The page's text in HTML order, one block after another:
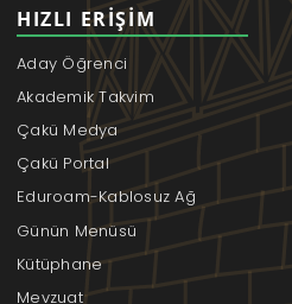
HIZLI ERIŞIM
Aday Öğrenci
Akademik Takvim
Çakü Medya
Çakü Portal
Eduroam-Kablosuz Ağ
Günün Menüsü
Kütüphane
Mevzuat